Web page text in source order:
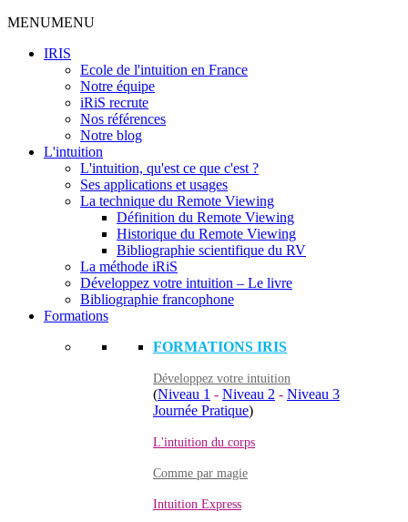
MENUMENU
IRIS
Ecole de l'intuition en France
Notre équipe
iRiS recrute
Nos références
Notre blog
L'intuition
L'intuition, qu'est ce que c'est ?
Ses applications et usages
La technique du Remote Viewing
Définition du Remote Viewing
Historique du Remote Viewing
Bibliographie scientifique du RV
La méthode iRiS
Développez votre intuition – Le livre
Bibliographie francophone
Formations
FORMATIONS IRIS
Développez votre intuition
(Niveau 1 - Niveau 2 - Niveau 3
Journée Pratique)
L'intuition du corps
Comme par magie
Intuition Express